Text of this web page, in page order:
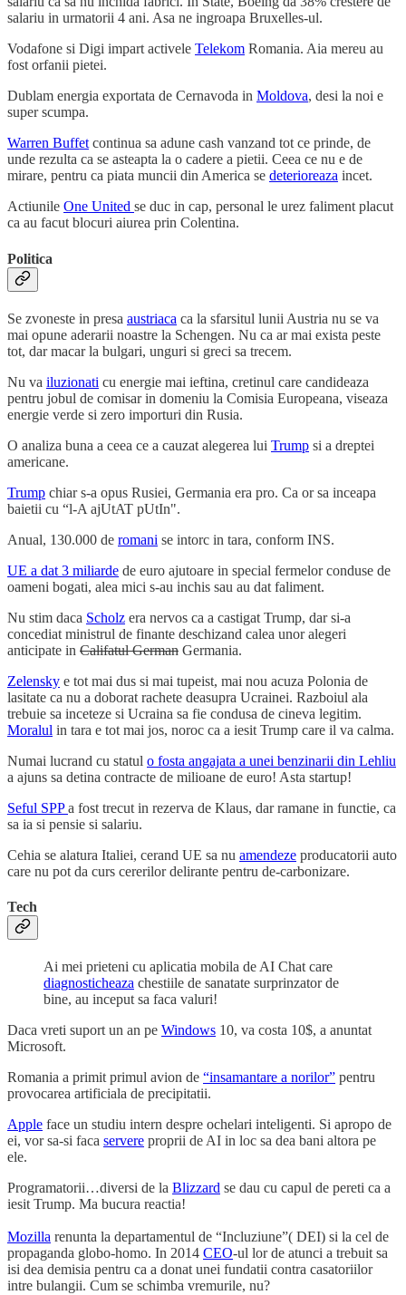
salariu in urmatorii 4 ani. Asa ne ingroapa Bruxelles-ul.
Vodafone si Digi impart activele Telekom Romania. Aia mereu au
fost orfanii pietei.
Dublam energia exportata de Cernavoda in Moldova, desi la noi e
super scumpa.
Warren Buffet continua sa adune cash vanzand tot ce prinde, de
unde rezulta ca se asteapta la o cadere a pietii. Ceea ce nu e de
mirare, pentru ca piata muncii din America se deterioreaza incet.
Actiunile One United se duc in cap, personal le urez faliment placut
ca au facut blocuri aiurea prin Colentina.
Politica
Se zvoneste in presa austriaca ca la sfarsitul lunii Austria nu se va
mai opune aderarii noastre la Schengen. Nu ca ar mai exista peste
tot, dar macar la bulgari, unguri si greci sa trecem.
Nu va iluzionati cu energie mai ieftina, cretinul care candideaza
pentru jobul de comisar in domeniu la Comisia Europeana, viseaza
energie verde si zero importuri din Rusia.
O analiza buna a ceea ce a cauzat alegerea lui Trump si a dreptei
americane.
Trump chiar s-a opus Rusiei, Germania era pro. Ca or sa inceapa
baietii cu “l-A ajUtAT pUtIn".
Anual, 130.000 de romani se intorc in tara, conform INS.
UE a dat 3 miliarde de euro ajutoare in special fermelor conduse de
oameni bogati, alea mici s-au inchis sau au dat faliment.
Nu stim daca Scholz era nervos ca a castigat Trump, dar si-a
concediat ministrul de finante deschizand calea unor alegeri
anticipate in Califatul German Germania.
Zelensky e tot mai dus si mai tupeist, mai nou acuza Polonia de
lasitate ca nu a doborat rachete deasupra Ucrainei. Razboiul ala
trebuie sa inceteze si Ucraina sa fie condusa de cineva legitim.
Moralul in tara e tot mai jos, noroc ca a iesit Trump care il va calma.
Numai lucrand cu statul o fosta angajata a unei benzinarii din Lehliu
a ajuns sa detina contracte de milioane de euro! Asta startup!
Seful SPPa fost trecut in rezerva de Klaus, dar ramane in functie, ca
sa ia si pensie si salariu.
Cehia se alatura Italiei, cerand UE sa nu amendeze producatorii auto
care nu pot da curs cererilor delirante pentru de-carbonizare.
Tech
Ai mei prieteni cu aplicatia mobila de AI Chat care
diagnosticheaza chestiile de sanatate surprinzator de
bine, au inceput sa faca valuri!
Daca vreti suport un an pe Windows 10, va costa 10$, a anuntat
Microsoft.
Romania a primit primul avion de “insamantare a norilor” pentru
provocarea artificiala de precipitatii.
Apple face un studiu intern despre ochelari inteligenti. Si apropo de
ei, vor sa-si faca servere proprii de AI in loc sa dea bani altora pe
ele.
Programatorii…diversi de la Blizzard se dau cu capul de pereti ca a
iesit Trump. Ma bucura reactia!
Mozilla renunta la departamentul de “Incluziune”( DEI) si la cel de
propaganda globo-homo. In 2014 CEO-ul lor de atunci a trebuit sa
isi dea demisia pentru ca a donat unei fundatii contra casatoriilor
intre bulangii. Cum se schimba vremurile, nu?